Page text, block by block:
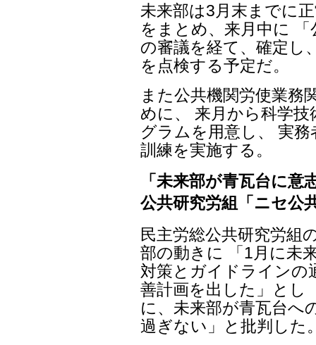
未来部は3月末までに
をまとめ、来月中に
の審議を経て、確定し
を点検する予定だ。
また公共機関労使業務
めに、 来月から科学
グラムを用意し、 実
訓練を実施する。
「未来部が青瓦台に
公共研究労組「ニセ公
民主労総公共研究労組
部の動きに 「1月に未
対策とガイドラインの
善計画を出した」とし
に、未来部が青瓦台へ
過ぎない」と批判した